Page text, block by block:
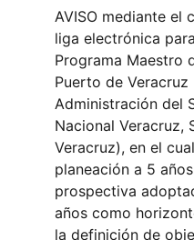
AVISO mediante el
liga electrónica
Programa Maestro
Puerto de
Administración del
Nacional Veracruz,
Veracruz), en el
planeación a 5
prospectiva
años como
la definición de